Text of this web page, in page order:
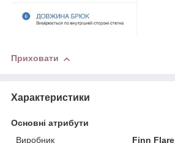
Приховати
Характеристики
Основні атрибути
Виробник
Finn Flare